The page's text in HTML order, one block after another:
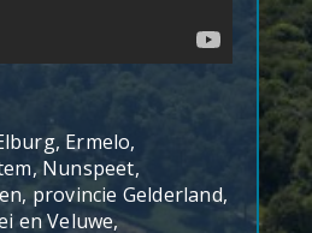
Ermelo,
Nunspeet,
provincie Gelderland,
en Veluwe,